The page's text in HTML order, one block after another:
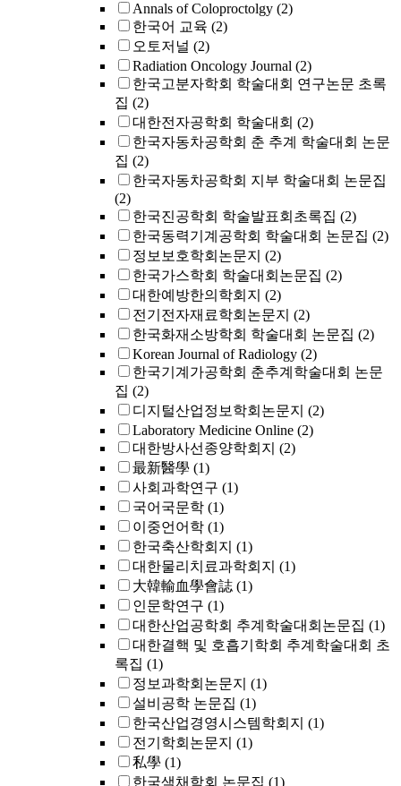
Annals of Coloproctolgy (2)
한국어 교육 (2)
오토저널 (2)
Radiation Oncology Journal (2)
한국고분자학회 학술대회 연구논문 초록
집 (2)
대한전자공학회 학술대회 (2)
한국자동차공학회 춘 추계 학술대회 논문
집 (2)
한국자동차공학회 지부 학술대회 논문집
(2)
한국진공학회 학술발표회초록집 (2)
한국동력기계공학회 학술대회 논문집 (2)
정보보호학회논문지 (2)
한국가스학회 학술대회논문집 (2)
대한예방한의학회지 (2)
전기전자재료학회논문지 (2)
한국화재소방학회 학술대회 논문집 (2)
Korean Journal of Radiology (2)
한국기계가공학회 춘추계학술대회 논문
집 (2)
디지털산업정보학회논문지 (2)
Laboratory Medicine Online (2)
대한방사선종양학회지 (2)
最新醫學 (1)
사회과학연구 (1)
국어국문학 (1)
이중언어학 (1)
한국축산학회지 (1)
대한물리치료과학회지 (1)
大韓輸血學會誌 (1)
인문학연구 (1)
대한산업공학회 추계학술대회논문집 (1)
대한결핵 및 호흡기학회 추계학술대회 초
록집 (1)
정보과학회논문지 (1)
설비공학 논문집 (1)
한국산업경영시스템학회지 (1)
전기학회논문지 (1)
私學 (1)
한국색채학회 논문집 (1)